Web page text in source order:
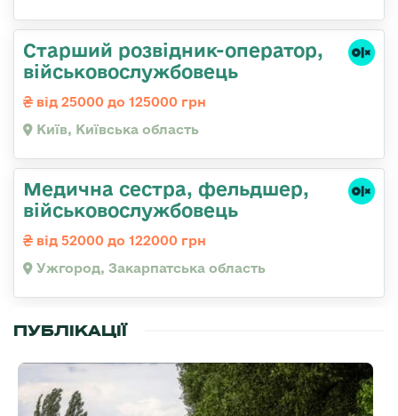
Стаpший pозвідник-опеpатоp,
військовослужбовець
від 25000 до 125000 грн
Київ, Київська область
Медична сестра, фельдшер,
військовослужбовець
від 52000 до 122000 грн
Ужгород, Закарпатська область
ПУБЛІКАЦІЇ